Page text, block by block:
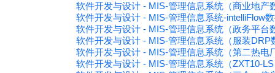
软件开发与设计 - MIS-管理信息系统（商业地产
软件开发与设计 - MIS-管理信息系统-intelliFlow
软件开发与设计 - MIS-管理信息系统（政务平台
软件开发与设计 - MIS-管理信息系统（服装DRP
软件开发与设计 - MIS-管理信息系统（第二热电
软件开发与设计 - MIS-管理信息系统（ZXT10-